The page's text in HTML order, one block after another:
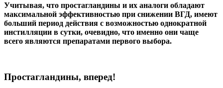
Учитывая, что простагландины и их аналоги обладают
максимальной эффективностью при снижении ВГД, имеют
больший период действия с возможностью однократной
инстилляции в сутки, очевидно, что именно они чаще
всего являются препаратами первого выбора.
Простагландины, вперед!